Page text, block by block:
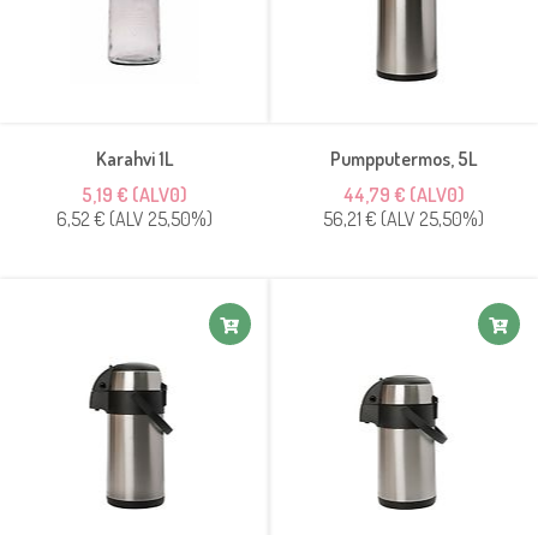
Karahvi 1L
5,19 € (ALV0)
6,52 € (ALV 25,50%)
Pumpputermos, 5L
44,79 € (ALV0)
56,21 € (ALV 25,50%)